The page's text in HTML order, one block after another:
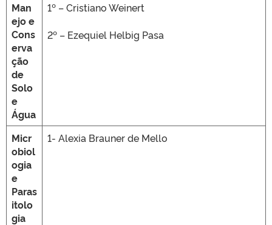
Man
ejo e
Cons
erva
ção
de
Solo
e
Água
1º – Cristiano Weinert
2º – Ezequiel Helbig Pasa
Micr
obiol
ogia
e
Paras
itolo
gia
1- Alexia Brauner de Mello